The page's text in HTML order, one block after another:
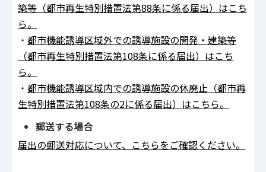
築等（都市再生特別措置法第88条に係る届出）はこち
ら。
・ 都市機能誘導区域外での誘導施設の開発・建築等
（都市再生特別措置法第108条に係る届出）はこち
ら。
・ 都市機能誘導区域内での誘導施設の休廃止（都市再
生特別措置法第108条の2に係る届出）はこちら。
郵送する場合
届出の郵送対応について、こちらをご確認ください。